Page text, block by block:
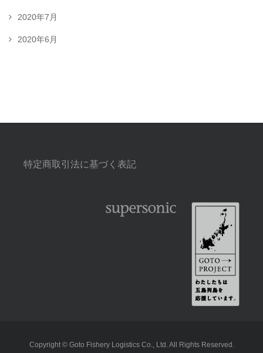
2020年7月
2020年6月
特定商取引法に基づく表記
Copyright © Goto Fishery Logistics Co., Ltd. All Rights Reserved.